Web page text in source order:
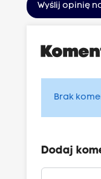
Wyślij opinię
Brak
Dodaj